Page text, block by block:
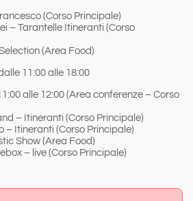
(Corso Principale)
– Tarantelle Itineranti (Corso
(Area Food)
11:00 alle 18:00
alle 12:00 (Area conferenze – Corso
– Itineranti (Corso Principale)
– Itineranti (Corso Principale)
Show (Area Food)
– live (Corso Principale)